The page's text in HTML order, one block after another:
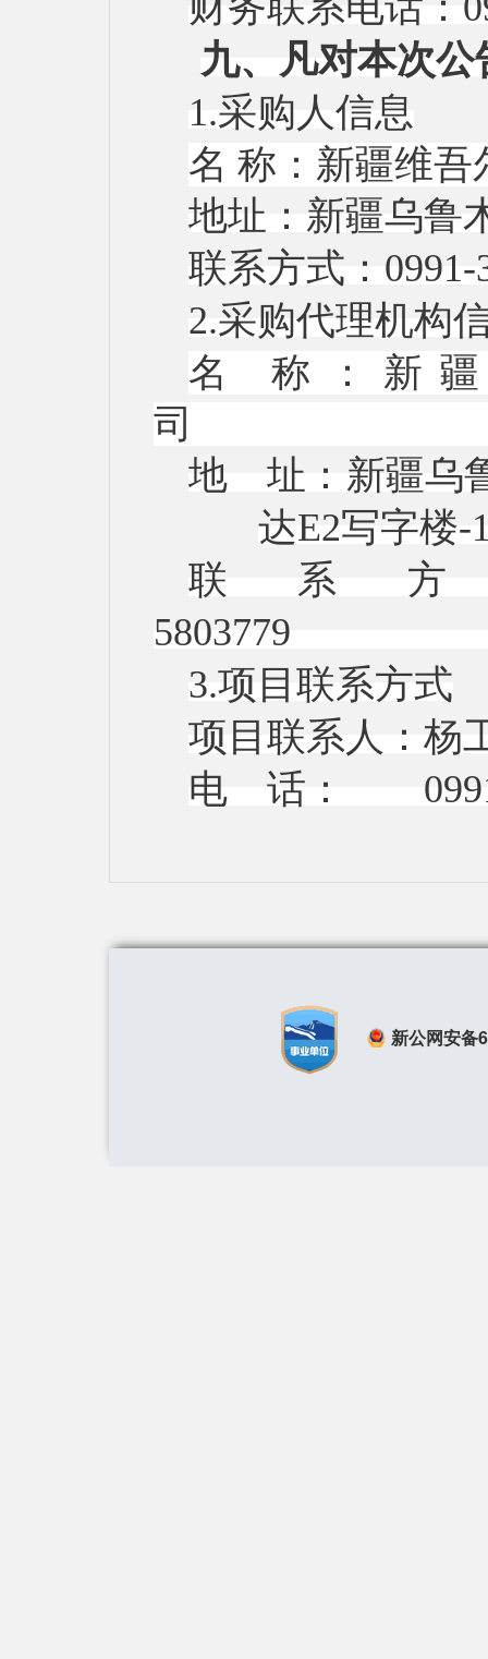
九、凡对本次
1.采购人信息
名 称：新疆
地址：新疆乌鲁
联系方式：
2.采购代理机构
名
称：新
地 址：新疆乌
达E2
联系
3.项目联系方式
项目联系人：杨
电 话：
新公网安备